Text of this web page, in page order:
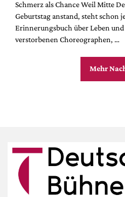
Schmerz als Chance Weil Mitte
Geburtstag anstand, steht schon
Erinnerungsbuch über Leben und
verstorbenen Choreographen, …
Mehr